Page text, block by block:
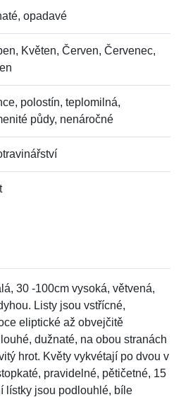
opadavé
Květen, Červen, Červenec,
polostín, teplomilná,
půdy, nenáročné
30 -100cm vysoká, větvená,
Listy jsou vstřícné,
eliptické až obvejčitě
dužnaté, na obou stranách
hrot. Květy vykvétají po dvou v
pravidelné, pětičetné, 15
lístky jsou podlouhlé, bíle